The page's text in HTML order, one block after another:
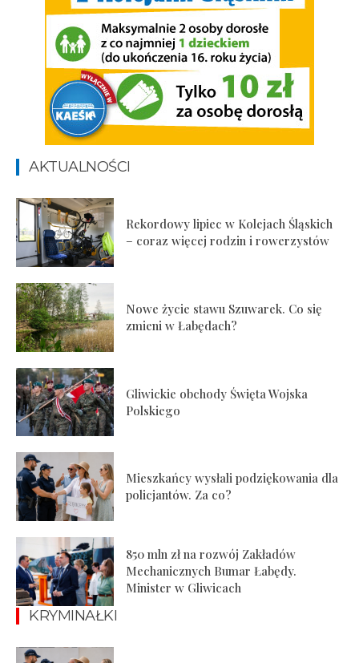
AKTUALNOŚCI
Rekordowy lipiec w Kolejach Śląskich
– coraz więcej rodzin i rowerzystów
Nowe życie stawu Szuwarek. Co się
zmieni w Łabędach?
Gliwickie obchody Święta Wojska
Polskiego
Mieszkańcy wysłali podziękowania dla
policjantów. Za co?
850 mln zł na rozwój Zakładów
Mechanicznych Bumar Łabędy.
Minister w Gliwicach
KRYMINAŁKI